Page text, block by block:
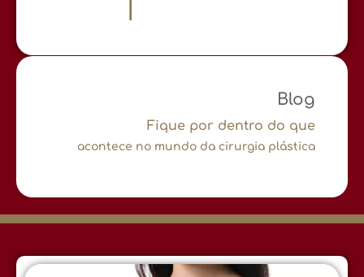
Blog
Fique por dentro do que
acontece no mundo da cirurgia plástica